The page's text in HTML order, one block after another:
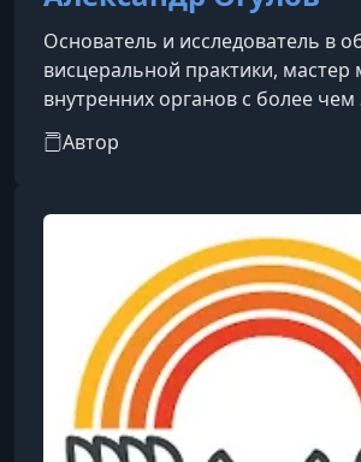
Основатель и исследователь в
висцеральной практики, мастер
внутренних органов с более
опытом, начавшимся в 1985
многочисленных книг и
методам лечения заболеваний
Автор